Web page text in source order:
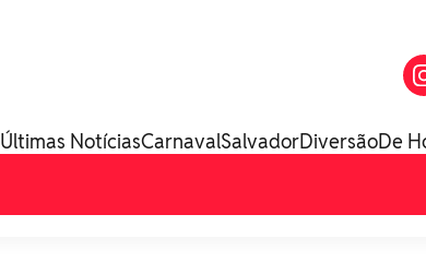
Últimas NotíciasCarnavalSalvadorDiversãoDe